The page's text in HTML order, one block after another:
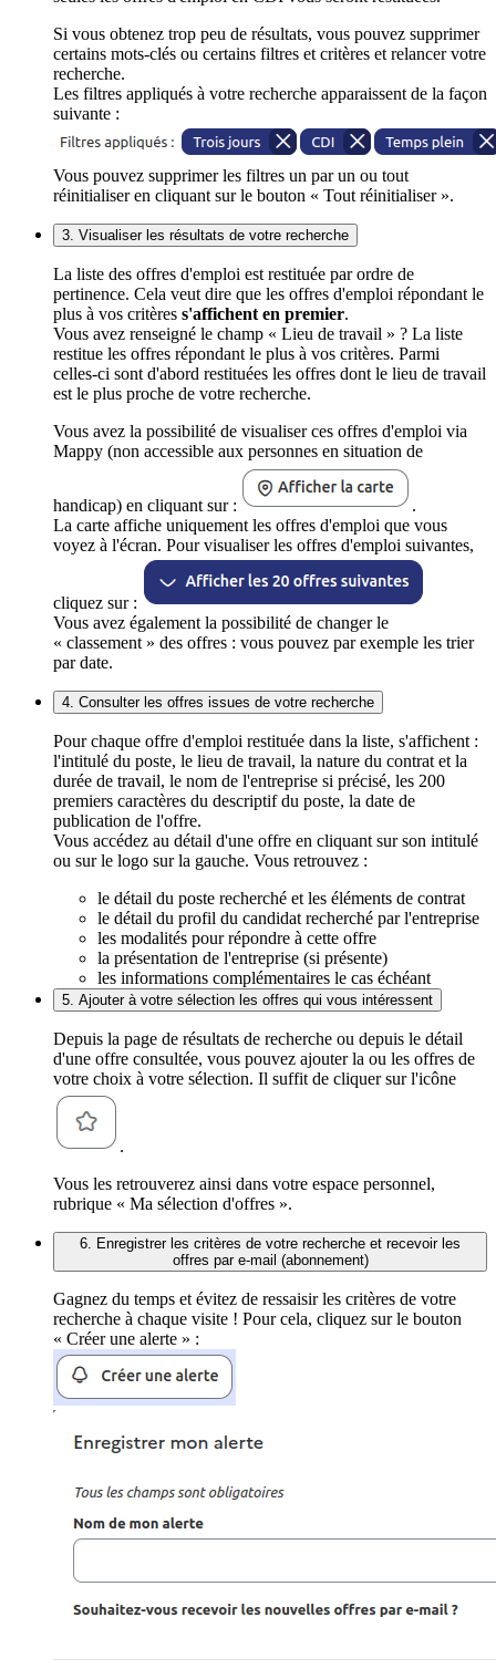
Si vous obtenez trop peu de résultats, vous pouvez supprimer
certains mots-clés ou certains filtres et critères et relancer votre
recherche.
Les filtres appliqués à votre recherche apparaissent de la façon
suivante :
Vous pouvez supprimer les filtres un par un ou tout
réinitialiser en cliquant sur le bouton « Tout réinitialiser ».
3. Visualiser les résultats de votre recherche
La liste des offres d'emploi est restituée par ordre de
pertinence. Cela veut dire que les offres d'emploi répondant le
plus à vos critères s'affichent en premier.
Vous avez renseigné le champ « Lieu de travail » ? La liste
restitue les offres répondant le plus à vos critères. Parmi
celles-ci sont d'abord restituées les offres dont le lieu de travail
est le plus proche de votre recherche.
Vous avez la possibilité de visualiser ces offres d'emploi via
Mappy (non accessible aux personnes en situation de
handicap) en cliquant sur :
.
La carte affiche uniquement les offres d'emploi que vous
voyez à l'écran. Pour visualiser les offres d'emploi suivantes,
cliquez sur :
Vous avez également la possibilité de changer le
« classement » des offres : vous pouvez par exemple les trier
par date.
4. Consulter les offres issues de votre recherche
Pour chaque offre d'emploi restituée dans la liste, s'affichent :
l'intitulé du poste, le lieu de travail, la nature du contrat et la
durée de travail, le nom de l'entreprise si précisé, les 200
premiers caractères du descriptif du poste, la date de
publication de l'offre.
Vous accédez au détail d'une offre en cliquant sur son intitulé
ou sur le logo sur la gauche. Vous retrouvez :
le détail du poste recherché et les éléments de contrat
le détail du profil du candidat recherché par l'entreprise
les modalités pour répondre à cette offre
la présentation de l'entreprise (si présente)
les informations complémentaires le cas échéant
5. Ajouter à votre sélection les offres qui vous intéressent
Depuis la page de résultats de recherche ou depuis le détail
d'une offre consultée, vous pouvez ajouter la ou les offres de
votre choix à votre sélection. Il suffit de cliquer sur l'icône
.
Vous les retrouverez ainsi dans votre espace personnel,
rubrique « Ma sélection d'offres ».
6. Enregistrer les critères de votre recherche et recevoir les
offres par e-mail (abonnement)
Gagnez du temps et évitez de ressaisir les critères de votre
recherche à chaque visite ! Pour cela, cliquez sur le bouton
« Créer une alerte » :